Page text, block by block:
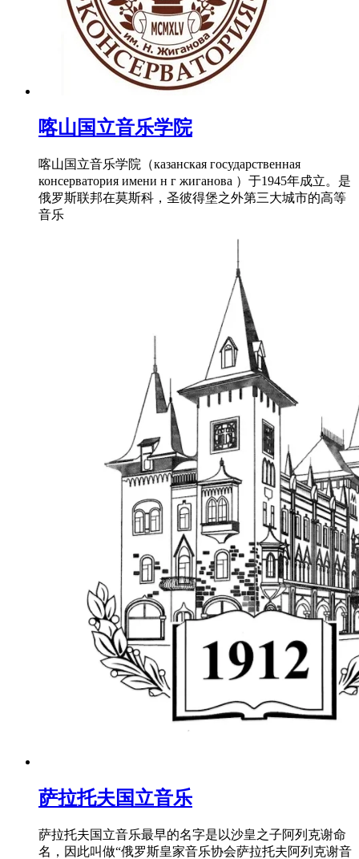
喀山国立音乐学院
喀山国立音乐学院（казанская государственная
консерватория имени н г жиганова ）于1945年成立。是
俄罗斯联邦在莫斯科，圣彼得堡之外第三大城市的高等
音乐
萨拉托夫国立音乐
萨拉托夫国立音乐最早的名字是以沙皇之子阿列克谢命
名，因此叫做“俄罗斯皇家音乐协会萨拉托夫阿列克谢音